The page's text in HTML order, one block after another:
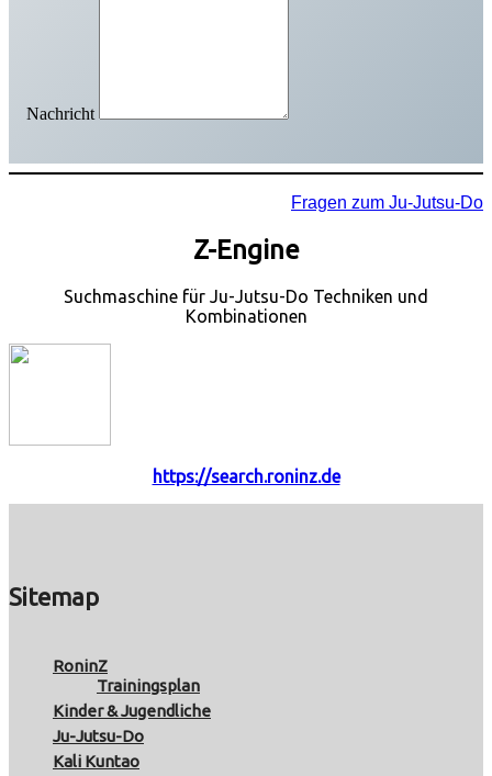
Nachricht
Fragen zum Ju-Jutsu-Do
Z-Engine
Suchmaschine für Ju-Jutsu-Do Techniken und
Kombinationen
https://search.roninz.de
Sitemap
RoninZ
Trainingsplan
Kinder & Jugendliche
Ju-Jutsu-Do
Kali Kuntao